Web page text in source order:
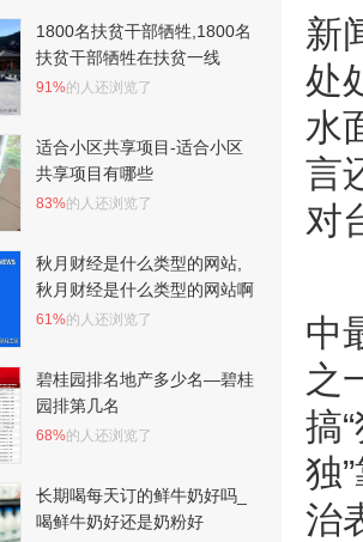
新
处
水
言
对
中
之
搞
独
治
1800名扶贫干部牺牲,1800名
扶贫干部牺牲在扶贫一线
91%的人还浏览了
适合小区共享项目-适合小区
共享项目有哪些
83%的人还浏览了
秋月财经是什么类型的网站,
秋月财经是什么类型的网站啊
61%的人还浏览了
碧桂园排名地产多少名—碧桂
园排第几名
68%的人还浏览了
长期喝每天订的鲜牛奶好吗_
喝鲜牛奶好还是奶粉好